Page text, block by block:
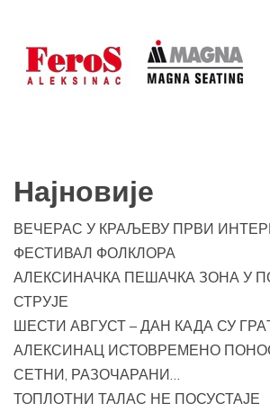
Најновије
ВЕЧЕРАС У КРАЉЕВУ ПРВИ
ФЕСТИВАЛ ФОЛКЛОРА
АЛЕКСИНАЧКА ПЕШАЧКА ЗОНА У
СТРУЈЕ
ШЕСТИ АВГУСТ – ДАН КАДА СУ
АЛЕКСИНАЦ ИСТОВРЕМЕНО
СЕТНИ, РАЗОЧАРАНИ…
ТОПЛОТНИ ТАЛАС НЕ ПОСУСТАЈЕ